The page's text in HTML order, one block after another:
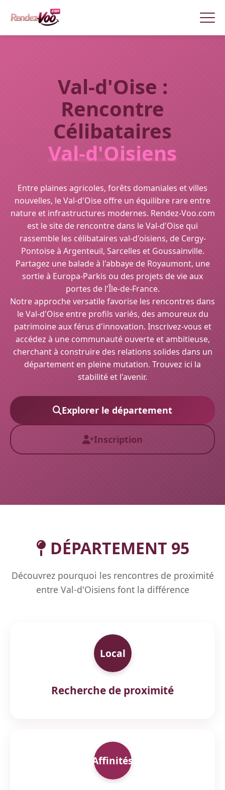
Val-d'Oise :
Rencontre
Célibataires
Val-d'Oisiens
Entre plaines agricoles, forêts domaniales et villes
nouvelles, le Val-d'Oise offre un équilibre rare entre
nature et infrastructures modernes. Rendez-Voo.com
est le site de rencontre dans le Val-d'Oise qui
rassemble les célibataires val-d'oisiens, de Cergy-
Pontoise à Argenteuil, Sarcelles et Goussainville.
Partagez une balade à l'abbaye de Royaumont, une
sortie à Europa-Parkis ou des projets de vie aux
portes de l'Île-de-France.
Notre approche versatile favorise les rencontres dans
le Val-d'Oise entre profils variés, des amoureux du
patrimoine aux férus d'innovation. Inscrivez-vous et
accédez à une communauté ouverte et ambitieuse,
cherchant à construire des relations solides dans un
département en pleine mutation. Trouvez ici la
stabilité et l'avenir.
Explorer le département
Inscription
DÉPARTEMENT 95
Découvrez pourquoi les rencontres de proximité
entre Val-d'Oisiens font la différence
Local
Recherche de proximité
Affinités